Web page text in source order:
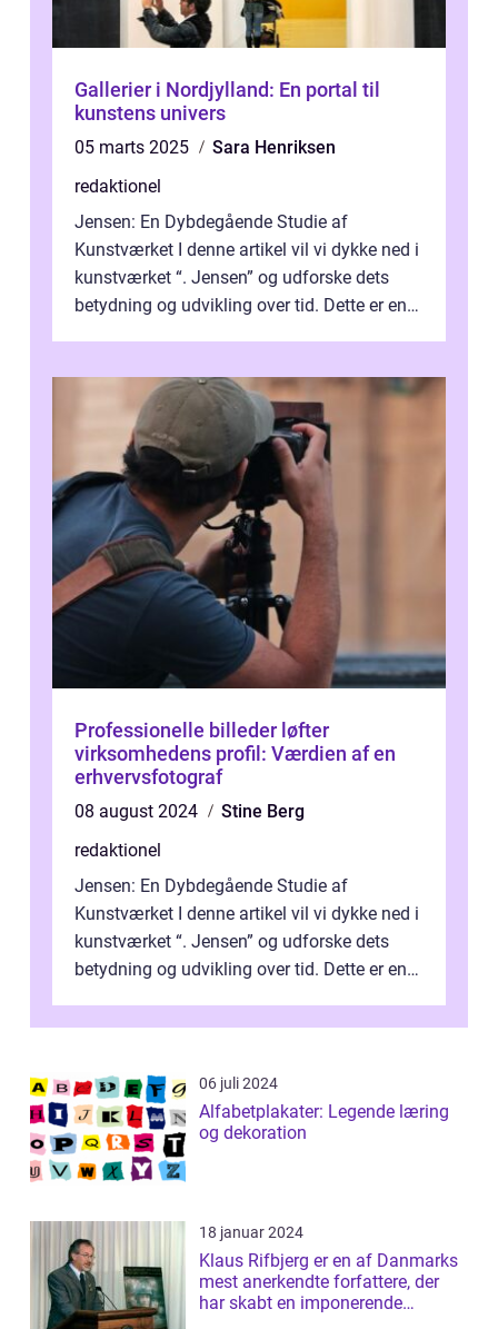
Gallerier i Nordjylland: En portal til
kunstens univers
05 marts 2025
Sara Henriksen
redaktionel
Jensen: En Dybdegående Studie af
Kunstværket I denne artikel vil vi dykke ned i
kunstværket “. Jensen” og udforske dets
betydning og udvikling over tid. Dette er en
Professionelle billeder løfter
virksomhedens profil: Værdien af en
erhvervsfotograf
08 august 2024
Stine Berg
redaktionel
Jensen: En Dybdegående Studie af
Kunstværket I denne artikel vil vi dykke ned i
kunstværket “. Jensen” og udforske dets
betydning og udvikling over tid. Dette er en
06 juli 2024
Alfabetplakater: Legende læring
og dekoration
18 januar 2024
Klaus Rifbjerg er en af Danmarks
mest anerkendte forfattere, der
har skabt en imponerende